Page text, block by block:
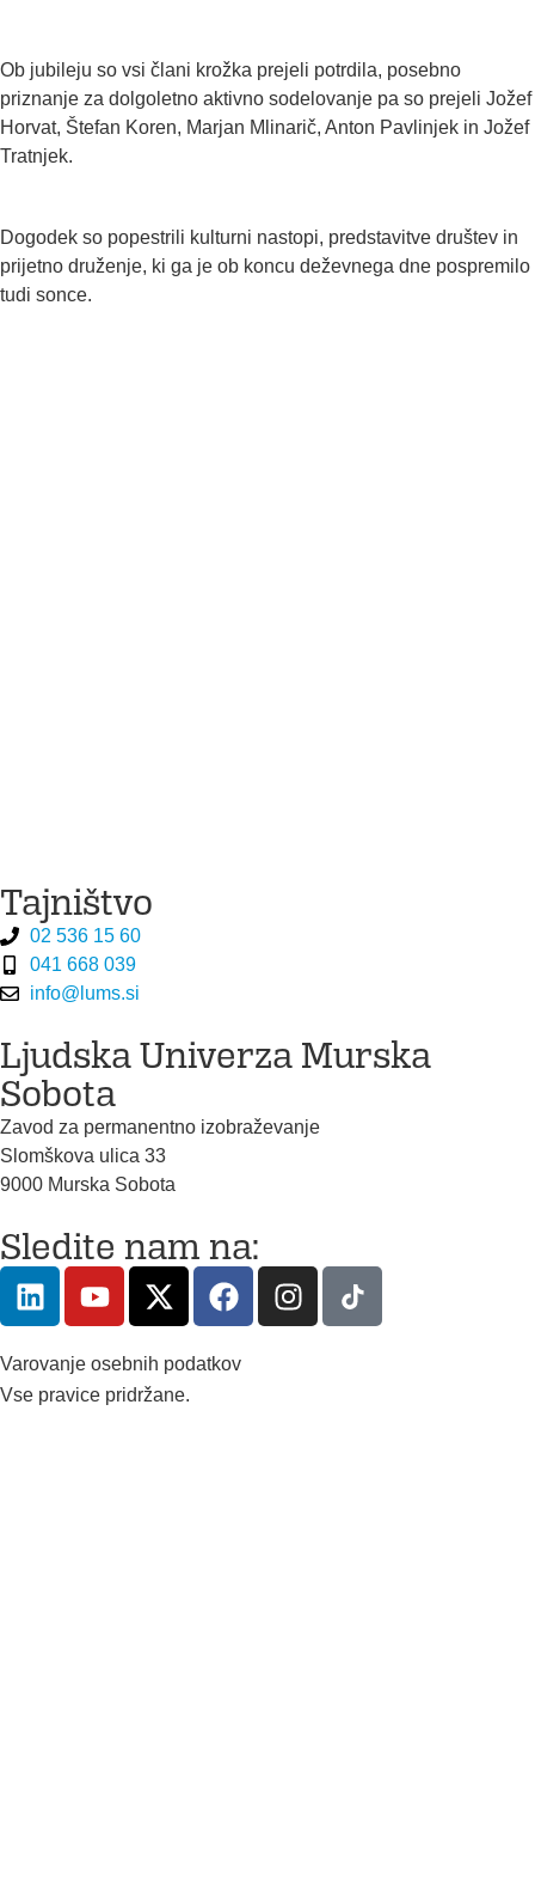
Ob jubileju so vsi člani krožka prejeli potrdila, posebno
priznanje za dolgoletno aktivno sodelovanje pa so prejeli Jožef
Horvat, Štefan Koren, Marjan Mlinarič, Anton Pavlinjek in Jožef
Tratnjek.
Dogodek so popestrili kulturni nastopi, predstavitve društev in
prijetno druženje, ki ga je ob koncu deževnega dne pospremilo
tudi sonce.
Tajništvo
02 536 15 60
041 668 039
info@lums.si
Ljudska Univerza Murska
Sobota
Zavod za permanentno izobraževanje
Slomškova ulica 33
9000 Murska Sobota
Sledite nam na:
Varovanje osebnih podatkov
Vse pravice pridržane.